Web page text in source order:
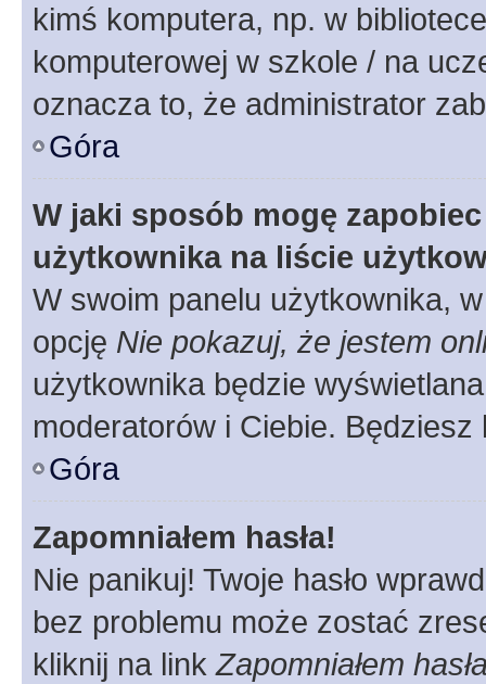
kimś komputera, np. w
komputerowej w szkole / na
oznacza to, że administrator
Góra
W jaki sposób mogę
użytkownika na liście
W swoim panelu użytkownika,
opcję Nie pokazuj, że jestem
użytkownika będzie
moderatorów i Ciebie.
Góra
Zapomniałem hasła!
Nie panikuj! Twoje hasło
bez problemu może zostać
kliknij na linkZapomniałem